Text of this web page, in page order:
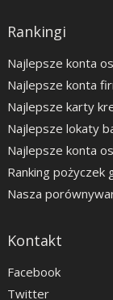
Rankingi
Najlepsze konta
Najlepsze konta
Najlepsze karty
Najlepsze lokaty
Najlepsze konta
Ranking pożyczek
Nasza
Kontakt
Facebook
Twitter